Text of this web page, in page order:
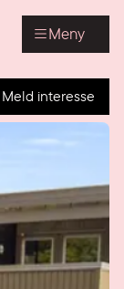
Meny
Meld interesse